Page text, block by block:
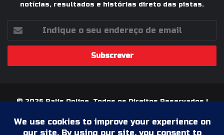
notícias, resultados e histórias direto das pistas.
seu
de
© 2026 Ralis Online, Todos os Direitos Reservados |
Paixão pelos Ralis em Portugal